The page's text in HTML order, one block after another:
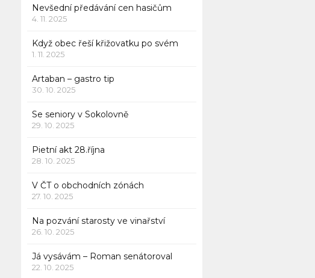
Nevšední předávání cen hasičům
4. 11. 2025
Když obec řeší křižovatku po svém
1. 11. 2025
Artaban – gastro tip
30. 10. 2025
Se seniory v Sokolovně
29. 10. 2025
Pietní akt 28.října
28. 10. 2025
V ČT o obchodních zónách
27. 10. 2025
Na pozvání starosty ve vinařství
26. 10. 2025
Já vysávám – Roman senátoroval
22. 10. 2025